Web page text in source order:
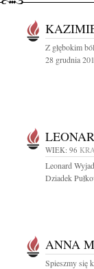
Z głębokim
28 grudnia
WIEK: 96
Leonard
Dziadek
ANNA
Spieszmy się